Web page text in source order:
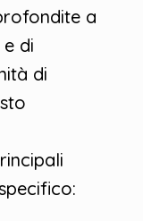
a
di
di